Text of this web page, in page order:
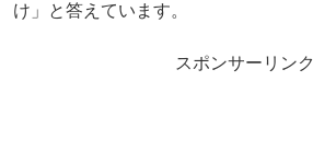
け」と答えています。
スポンサーリンク